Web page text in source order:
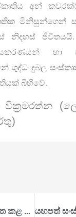
අන්
මිනිසුන්ගෙන්
නිදහස්
හා
ශුද්ධ දුබල
බිහිවේ.
මිනිසෙකු සිරගත කළ හැක්කේ සිය කැමැත්තෙන්ම සිරගත වුවහොත් පමණකි